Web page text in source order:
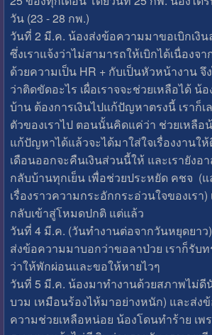
วัน (23 - 28 กพ.)
วันที่ 2 มี.ค. น้องส่งข้อความมาขอเบิกเงิ
ซึ่งเราแจ้งว่าไม่สามารถให้เบิกได้เนื่องจ
ด้วยความเป็น HR + กับเป็นหัวหน้างาน
ว่าติดขัดอะไร เผื่อเราจจะช่วยเหลือได้
บ้าน ต้องการเงินไปแก้ปัญหาตรงนี้ เราก็เ
ตัวของเราไป ตอนนั้นคิดแค่ว่า ช่วยเหลือ
แก้ปัญหาได้แล้วจะได้มาใส่ใจเรื่องงานใ
เดือนออกจะคืนเงินส่วนนี้ให้ และเรายังอ
กลับบ้านทุกเย็น เพื่อช่วยประหยัด คชจ (
เรื่องราวความกระอักกระอ่วนใจของเรา)
กลับเข้าสู่โหมดปกติ แต่แล้ว
วันที่ 4 มี.ค. (วันทำงานต่อจากวันหยุดยา
ส่งข้อความมาบอกว่าขอลาป่วย เราก็รับ
ว่าให้พักผ่อนและขอให้หายไวๆ
วันที่ 5 มี.ค. น้องมาทำงานด้วยสภาพไม่ดี
บวม เหมือนร้องไห้มาอย่างหนัก) และส่ง
ความช่วยเหลือหน่อย น้องโดนทำร้าย เพ